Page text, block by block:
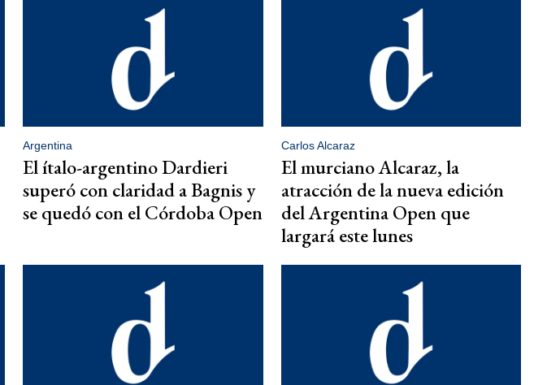
Argentina
El ítalo-argentino Dardieri
superó con claridad a Bagnis y
se quedó con el Córdoba Open
Carlos Alcaraz
El murciano Alcaraz, la
atracción de la nueva edición
del Argentina Open que
largará este lunes